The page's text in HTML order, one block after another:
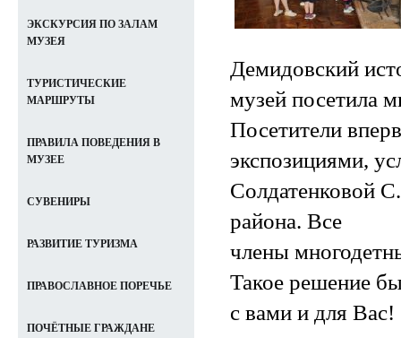
Демидовский
музей посетила
Посетители
экспозициями,
Солдатенковой
района. Все
члены
Такое решение
с вами и для Вас!
ЭКСКУРСИЯ ПО ЗАЛАМ
МУЗЕЯ
ТУРИСТИЧЕСКИЕ
МАРШРУТЫ
ПРАВИЛА ПОВЕДЕНИЯ В
МУЗЕЕ
СУВЕНИРЫ
РАЗВИТИЕ ТУРИЗМА
ПРАВОСЛАВНОЕ ПОРЕЧЬЕ
ПОЧЁТНЫЕ ГРАЖДАНЕ